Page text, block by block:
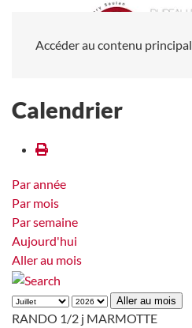
Accéder au contenu principal
Calendrier
Par année
Par mois
Par semaine
Aujourd'hui
Aller au mois
Aller au mois
RANDO 1/2 j MARMOTTE